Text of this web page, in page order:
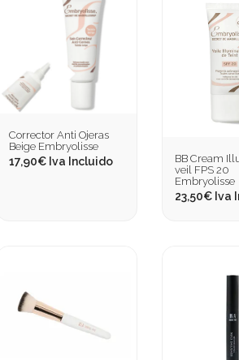
Corrector Anti Ojeras
Beige Embryolisse
17,90€ Iva Incluido
BB Cream
veil FPS 20
Embryolisse
23,50€ Iva